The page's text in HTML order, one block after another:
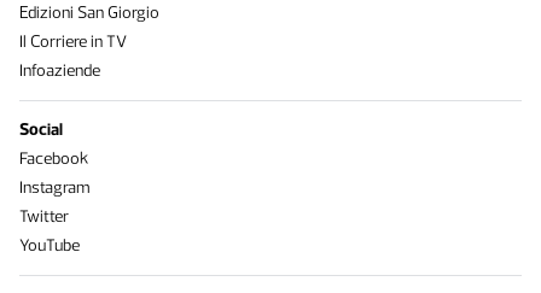
Edizioni San Giorgio
Il Corriere in TV
Infoaziende
Social
Facebook
Instagram
Twitter
YouTube